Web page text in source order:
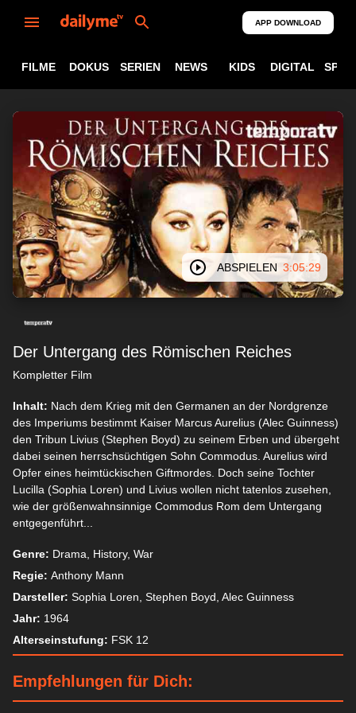
APP DOWNLOAD
FILME DOKUS SERIEN NEWS KIDS DIGITAL
ABSPIELEN 3:05:29
Der Untergang des Römischen Reiches
Kompletter Film
Inhalt: Nach dem Krieg mit den Germanen an der Nordgrenze
des Imperiums bestimmt Kaiser Marcus Aurelius (Alec Guinness)
den Tribun Livius (Stephen Boyd) zu seinem Erben und übergeht
dabei seinen herrschsüchtigen Sohn Commodus. Aurelius wird
Opfer eines heimtückischen Giftmordes. Doch seine Tochter
Lucilla (Sophia Loren) und Livius wollen nicht tatenlos zusehen,
wie der größenwahnsinnige Commodus Rom dem Untergang
entgegenführt...
Genre: Drama, History, War
Regie: Anthony Mann
Darsteller: Sophia Loren, Stephen Boyd, Alec Guinness
Jahr: 1964
Alterseinstufung: FSK 12
Empfehlungen für Dich: